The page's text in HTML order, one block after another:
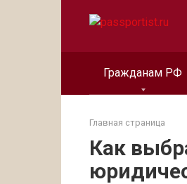
Гражданам РФ
Главная страница
Как